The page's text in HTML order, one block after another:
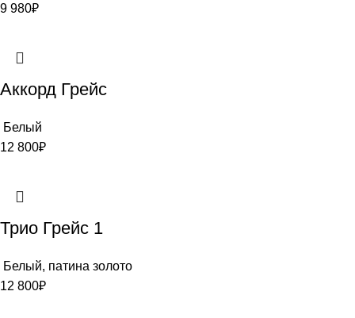
9 980₽
Аккорд Грейс
Белый
12 800₽
Трио Грейс 1
Белый, патина золото
12 800₽